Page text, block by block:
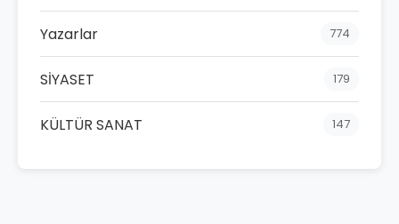
Yazarlar 774
SİYASET 179
KÜLTÜR SANAT 147